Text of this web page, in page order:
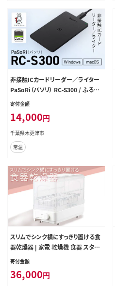
非接触ICカードリーダー／ライター
PaSoRi（パソリ） RC-S300 / ふるさ
と納税 カードリーダー ライター カ
寄付金額
14,000円
千葉県木更津市
常温
スリムでシンク横にすっきり置ける食
器乾燥器 | 家電 乾燥機 食器 スタイ
リッシュ KOIZUMI コイズミ コンパ
茨城県 古河市 送料無料 _FH01
寄付金額
36,000円